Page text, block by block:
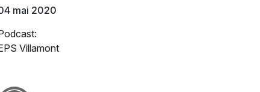
mai 2020
Villamont